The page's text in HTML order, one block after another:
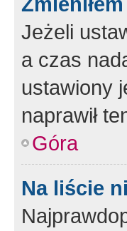
Jeżeli
a czas
ustawiony
naprawił
Góra
Na liście